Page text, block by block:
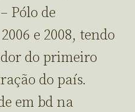
Pólo de
e 2008, tendo
do primeiro
do país.
em bd na